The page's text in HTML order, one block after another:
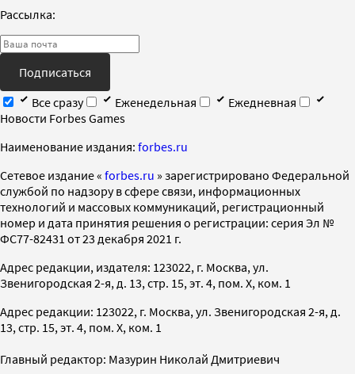
Рассылка:
Подписаться
Все сразу
Еженедельная
Ежедневная
Новости Forbes Games
Наименование издания: forbes.ru
Cетевое издание « forbes.ru » зарегистрировано Федеральной
службой по надзору в сфере связи, информационных
технологий и массовых коммуникаций, регистрационный
номер и дата принятия решения о регистрации: серия Эл №
ФС77-82431 от 23 декабря 2021 г.
Адрес редакции, издателя: 123022, г. Москва, ул.
Звенигородская 2-я, д. 13, стр. 15, эт. 4, пом. X, ком. 1
Адрес редакции: 123022, г. Москва, ул. Звенигородская 2-я, д.
13, стр. 15, эт. 4, пом. X, ком. 1
Главный редактор: Мазурин Николай Дмитриевич